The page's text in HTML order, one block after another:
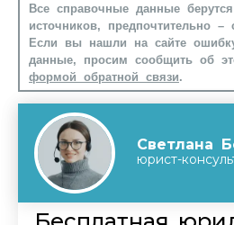
Все справочные данные
источников, предпочтительно
Если вы нашли на сайте
данные, просим сообщить об
формой обратной связи.